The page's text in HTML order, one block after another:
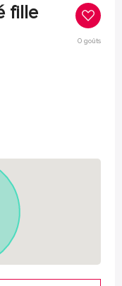
fille
0goûts